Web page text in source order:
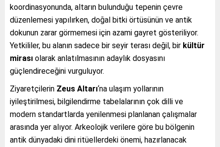
koordinasyonunda, altarın bulunduğu tepenin çevre
düzenlemesi yapılırken, doğal bitki örtüsünün ve antik
dokunun zarar görmemesi için azami gayret gösteriliyor.
Yetkililer, bu alanın sadece bir seyir terası değil, bir kültür
mirası olarak anlatılmasının adaylık dosyasını
güçlendireceğini vurguluyor.
Ziyaretçilerin Zeus Altarı‘na ulaşım yollarının
iyileştirilmesi, bilgilendirme tabelalarının çok dilli ve
modern standartlarda yenilenmesi planlanan çalışmalar
arasında yer alıyor. Arkeolojik verilere göre bu bölgenin
antik dünyadaki dini ritüellerdeki önemi, hazırlanacak